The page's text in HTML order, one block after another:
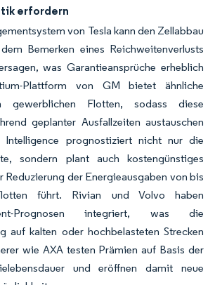
erfordern
von Tesla kann den Zellabbau
Bemerken eines Reichweitenverlusts
was Garantieansprüche erheblich
Plattform von GM bietet ähnliche
Flotten, sodass diese
geplanter Ausfallzeiten austauschen
Intelligence prognostiziert nicht nur die
sondern plant auch kostengünstiges
Reduzierung der Energieausgaben von bis
führt. Rivian und Volvo haben
Prognosen integriert, was die
auf kalten oder hochbelasteten Strecken
wie AXA testen Prämien auf Basis der
und eröffnen damit neue